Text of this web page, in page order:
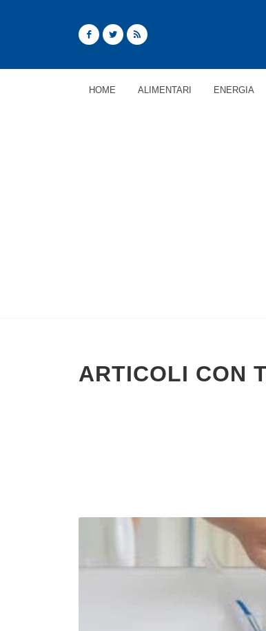
HOME ALIMENTARI ENERGIA
ARTICOLI CON